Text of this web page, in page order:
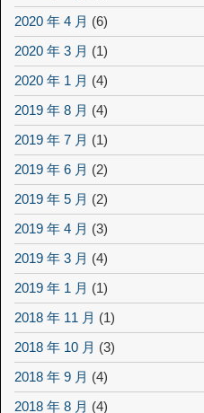
2020 年 4 月 (6)
2020 年 3 月 (1)
2020 年 1 月 (4)
2019 年 8 月 (4)
2019 年 7 月 (1)
2019 年 6 月 (2)
2019 年 5 月 (2)
2019 年 4 月 (3)
2019 年 3 月 (4)
2019 年 1 月 (1)
2018 年 11 月 (1)
2018 年 10 月 (3)
2018 年 9 月 (4)
2018 年 8 月 (4)